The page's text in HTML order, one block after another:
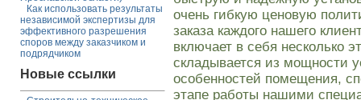
Как использовать результаты
независимой экспертизы для
эффективного разрешения
споров между заказчиком и
подрядчиком
Новые ссылки
очень гибкую ценовую
заказа каждого нашего
включает в себя несколько
складывается из мощности
особенностей помещения,
этапе работы нашими